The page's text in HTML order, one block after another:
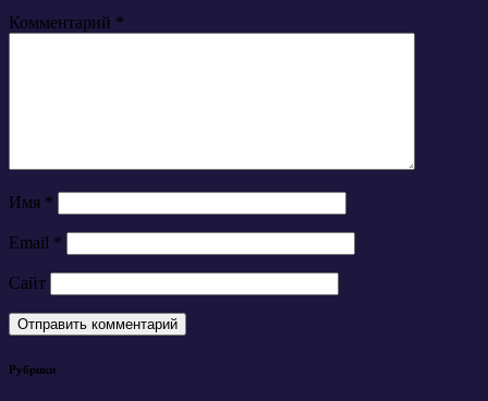
Комментарий *
Имя *
Email *
Сайт
Рубрики